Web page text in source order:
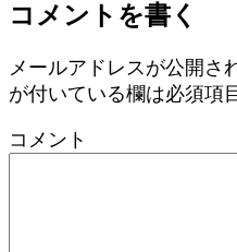
コメントを書く
メールアドレスが公開さ
が付いている欄は必須項
コメント